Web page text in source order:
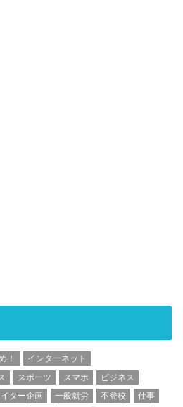
！
インターネット
スポーツ スマホ
ビジネス
ター企画 一般就労 不登校
仕事